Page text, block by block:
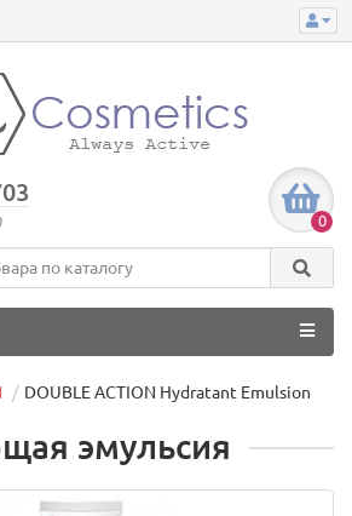
0
DOUBLE ACTION Hydratant Emulsion
эмульсия